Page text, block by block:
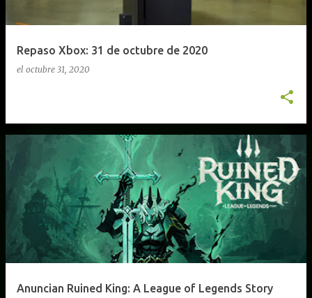
Repaso Xbox: 31 de octubre de 2020
el octubre 31, 2020
Anuncian Ruined King: A League of Legends Story